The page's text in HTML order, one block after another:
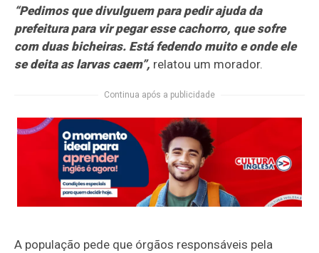
“Pedimos que divulguem para pedir ajuda da
prefeitura para vir pegar esse cachorro, que sofre
com duas bicheiras. Está fedendo muito e onde ele
se deita as larvas caem”, relatou um morador.
Continua após a publicidade
A população pede que órgãos responsáveis pela